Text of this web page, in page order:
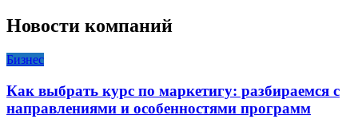
Новости компаний
Бизнес
Как выбрать курс по маркетигу: разбираемся с
направлениями и особенностями программ